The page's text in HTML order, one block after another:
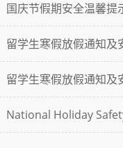
国庆节假期安全温馨
留学生寒假放假通知
留学生寒假放假通知及
National Holiday